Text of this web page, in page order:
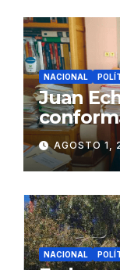
NACIONAL
Juan
Fujimori
AGOSTO 1,
NACIONAL